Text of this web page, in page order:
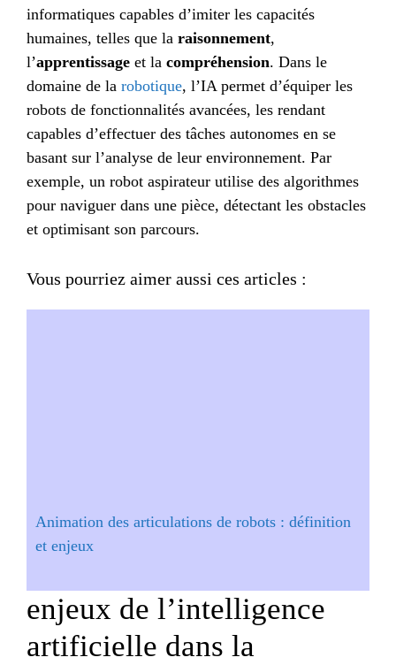
informatiques capables d’imiter les capacités
humaines, telles que la raisonnement,
l’apprentissage et la compréhension. Dans le
domaine de la robotique, l’IA permet d’équiper les
robots de fonctionnalités avancées, les rendant
capables d’effectuer des tâches autonomes en se
basant sur l’analyse de leur environnement. Par
exemple, un robot aspirateur utilise des algorithmes
pour naviguer dans une pièce, détectant les obstacles
et optimisant son parcours.
Vous pourriez aimer aussi ces articles :
Animation des articulations de robots : définition
et enjeux
enjeux de l’intelligence
artificielle dans la